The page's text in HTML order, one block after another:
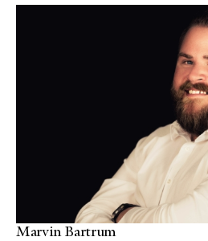
Marvin Bartrum